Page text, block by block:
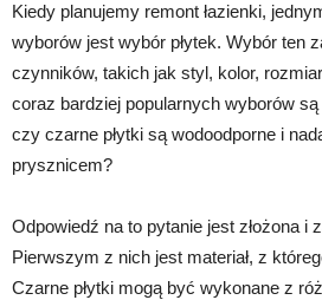
Kiedy planujemy remont łazienki,
wyborów jest wybór płytek. Wybór ten
czynników, takich jak styl, kolor,
coraz bardziej popularnych wyborów są
czy czarne płytki są wodoodporne i
prysznicem?
Odpowiedź na to pytanie jest złożona i
Pierwszym z nich jest materiał, z
Czarne płytki mogą być wykonane z